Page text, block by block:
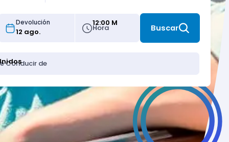
Devolución
Hora
12:00 M
Buscar
Conducir de